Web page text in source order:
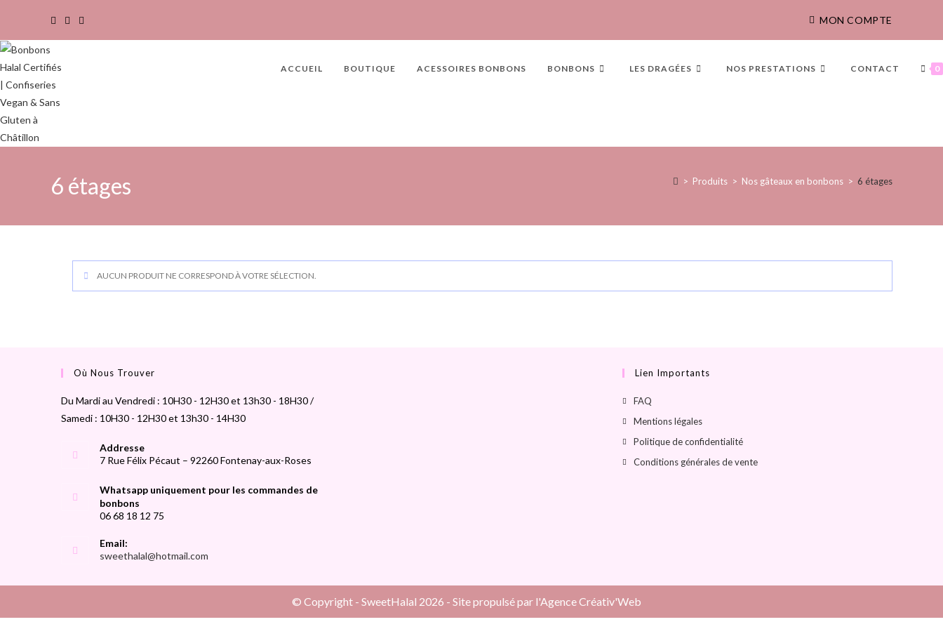
MON COMPTE
ACCUEIL BOUTIQUE ACESSOIRES BONBONS BONBONS LES DRAGÉES NOS PRESTATIONS CONTACT 0
6 étages > Produits > Nos gâteaux en bonbons > 6 étages
AUCUN PRODUIT NE CORRESPOND À VOTRE SÉLECTION.
Où Nous Trouver
Du Mardi au Vendredi : 10H30 - 12H30 et 13h30 - 18H30 /
Samedi : 10H30 - 12H30 et 13h30 - 14H30
Addresse
7 Rue Félix Pécaut – 92260 Fontenay-aux-Roses
Whatsapp uniquement pour les commandes de
bonbons
06 68 18 12 75
Email:
sweethalal@hotmail.com
Lien Importants
FAQ
Mentions légales
Politique de confidentialité
Conditions générales de vente
© Copyright - SweetHalal 2026 - Site propulsé par l'Agence Créativ'Web